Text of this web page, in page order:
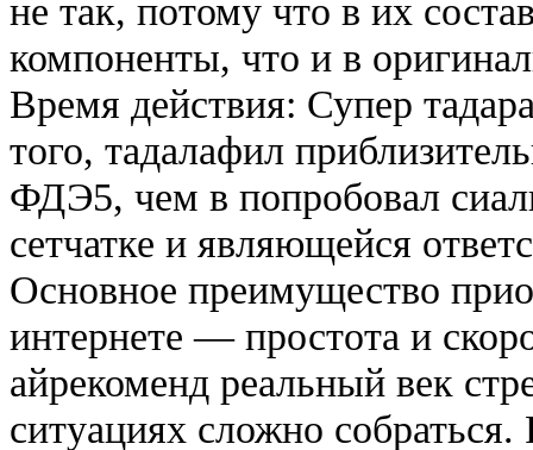
не так, потому что в их
компоненты, что и в
Время действия: Супер
того, тадалафил
ФДЭ5, чем в попробовал
сетчатке и являющейся
Основное преимущество
интернете — простота и
айрекоменд реальный век
ситуациях сложно